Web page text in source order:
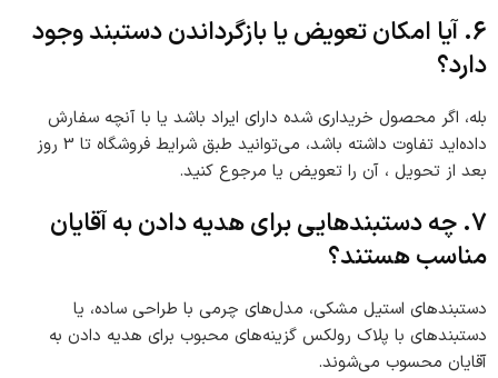
6. آیا امکان تعویض یا بازگرداندن دستبند وجود
دارد؟
بله، اگر محصول خریداری شده دارای ایراد باشد یا با آنچه سفارش
داده‌اید تفاوت داشته باشد، می‌توانید طبق شرایط فروشگاه تا 3 روز
بعد از تحویل ، آن را تعویض یا مرجوع کنید.
7. چه دستبندهایی برای هدیه دادن به آقایان
مناسب هستند؟
دستبندهای استیل مشکی، مدل‌های چرمی با طراحی ساده، یا
دستبندهای با پلاک رولکس گزینه‌های محبوب برای هدیه دادن به
آقایان محسوب می‌شوند.